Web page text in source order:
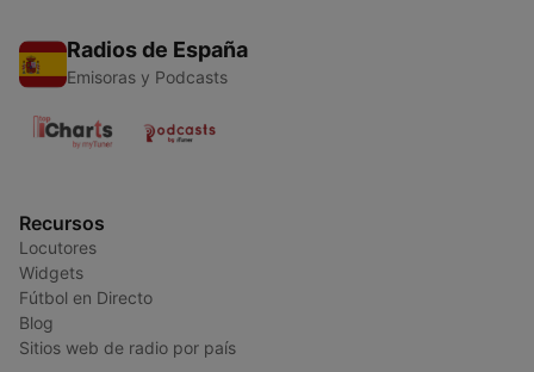
Radios de España
Emisoras y Podcasts
Recursos
Locutores
Widgets
Fútbol en Directo
Blog
Sitios web de radio por país